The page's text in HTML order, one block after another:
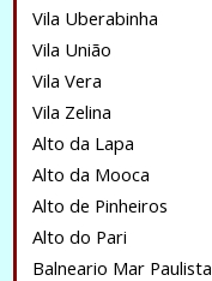
Vila Uberabinha
Vila União
Vila Vera
Vila Zelina
Alto da Lapa
Alto da Mooca
Alto de Pinheiros
Alto do Pari
Balneario Mar Paulista